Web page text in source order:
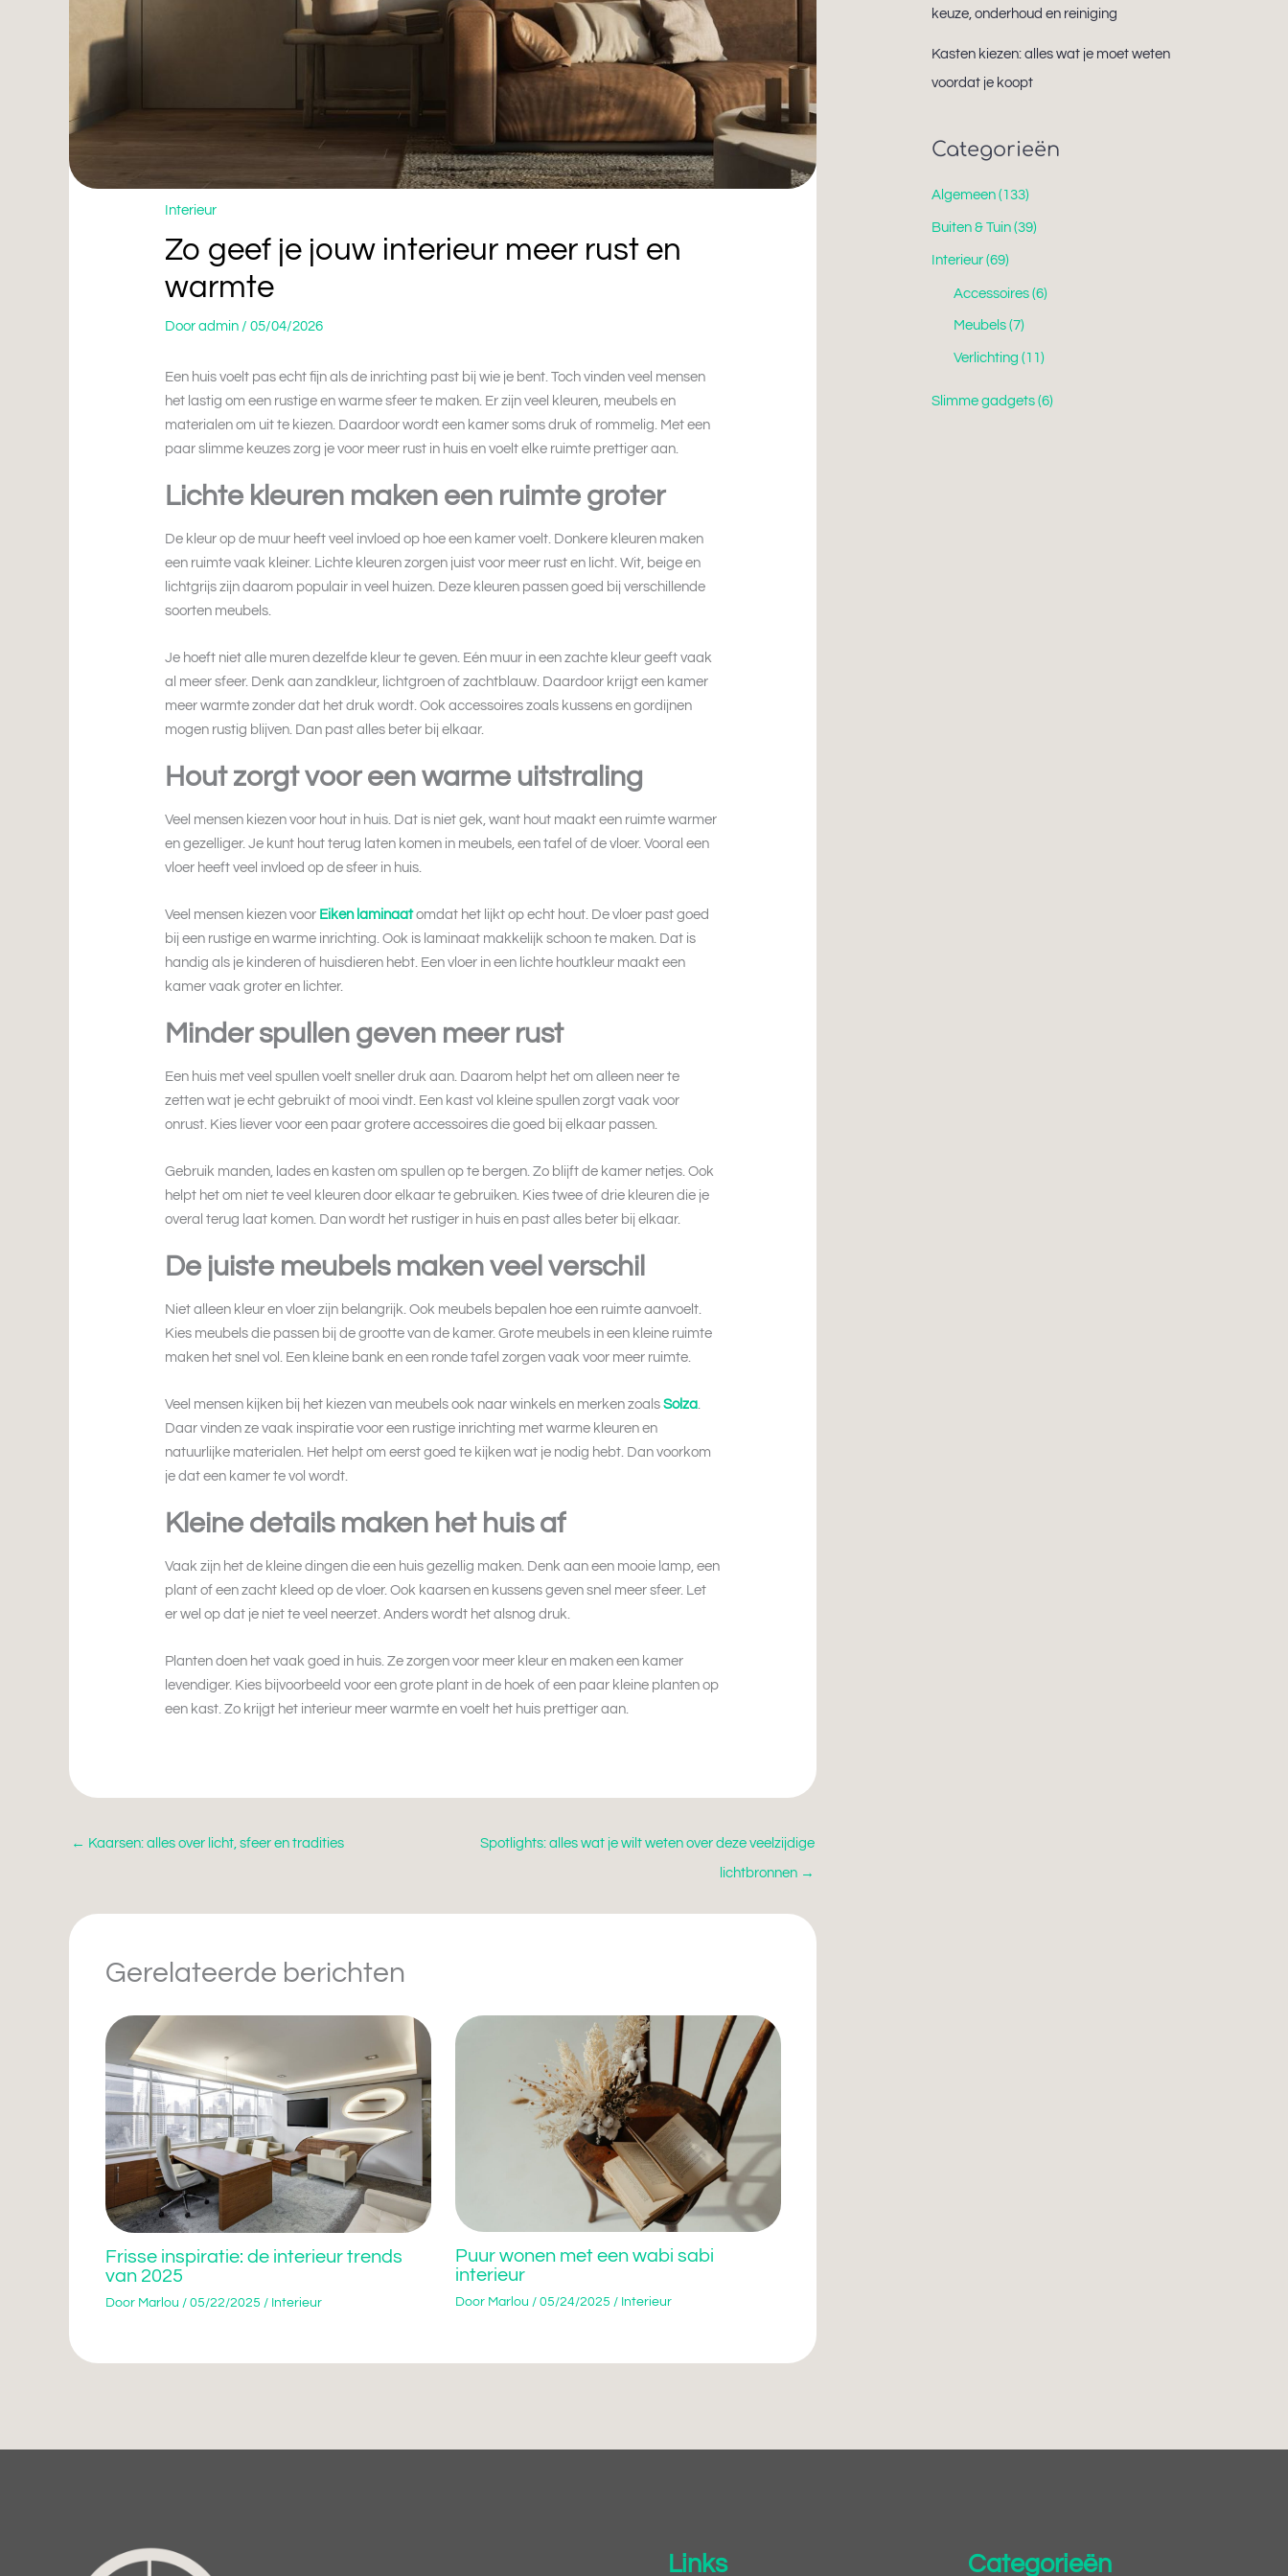
Interieur
Zo geef je jouw interieur meer rust en
warmte
Dooradmin /05/04/2026
Een huis voelt pas echt fijn als de inrichting past bij wie je bent. Toch vinden veel mensen
het lastig om een rustige en warme sfeer te maken. Er zijn veel kleuren, meubels en
materialen om uit te kiezen. Daardoor wordt een kamer soms druk of rommelig. Met een
paar slimme keuzes zorg je voor meer rust in huis en voelt elke ruimte prettiger aan.
Lichte kleuren maken een ruimte groter
De kleur op de muur heeft veel invloed op hoe een kamer voelt. Donkere kleuren maken
een ruimte vaak kleiner. Lichte kleuren zorgen juist voor meer rust en licht. Wit, beige en
lichtgrijs zijn daarom populair in veel huizen. Deze kleuren passen goed bij verschillende
soorten meubels.
Je hoeft niet alle muren dezelfde kleur te geven. Eén muur in een zachte kleur geeft vaak
al meer sfeer. Denk aan zandkleur, lichtgroen of zachtblauw. Daardoor krijgt een kamer
meer warmte zonder dat het druk wordt. Ook accessoires zoals kussens en gordijnen
mogen rustig blijven. Dan past alles beter bij elkaar.
Hout zorgt voor een warme uitstraling
Veel mensen kiezen voor hout in huis. Dat is niet gek, want hout maakt een ruimte warmer
en gezelliger. Je kunt hout terug laten komen in meubels, een tafel of de vloer. Vooral een
vloer heeft veel invloed op de sfeer in huis.
Veel mensen kiezen voor Eiken laminaatomdat het lijkt op echt hout. De vloer past goed
bij een rustige en warme inrichting. Ook is laminaat makkelijk schoon te maken. Dat is
handig als je kinderen of huisdieren hebt. Een vloer in een lichte houtkleur maakt een
kamer vaak groter en lichter.
Minder spullen geven meer rust
Een huis met veel spullen voelt sneller druk aan. Daarom helpt het om alleen neer te
zetten wat je echt gebruikt of mooi vindt. Een kast vol kleine spullen zorgt vaak voor
onrust. Kies liever voor een paar grotere accessoires die goed bij elkaar passen.
Gebruik manden, lades en kasten om spullen op te bergen. Zo blijft de kamer netjes. Ook
helpt het om niet te veel kleuren door elkaar te gebruiken. Kies twee of drie kleuren die je
overal terug laat komen. Dan wordt het rustiger in huis en past alles beter bij elkaar.
De juiste meubels maken veel verschil
Niet alleen kleur en vloer zijn belangrijk. Ook meubels bepalen hoe een ruimte aanvoelt.
Kies meubels die passen bij de grootte van de kamer. Grote meubels in een kleine ruimte
maken het snel vol. Een kleine bank en een ronde tafel zorgen vaak voor meer ruimte.
Veel mensen kijken bij het kiezen van meubels ook naar winkels en merken zoalsSolza.
Daar vinden ze vaak inspiratie voor een rustige inrichting met warme kleuren en
natuurlijke materialen. Het helpt om eerst goed te kijken wat je nodig hebt. Dan voorkom
je dat een kamer te vol wordt.
Kleine details maken het huis af
Vaak zijn het de kleine dingen die een huis gezellig maken. Denk aan een mooie lamp, een
plant of een zacht kleed op de vloer. Ook kaarsen en kussens geven snel meer sfeer. Let
er wel op dat je niet te veel neerzet. Anders wordt het alsnog druk.
Planten doen het vaak goed in huis. Ze zorgen voor meer kleur en maken een kamer
levendiger. Kies bijvoorbeeld voor een grote plant in de hoek of een paar kleine planten op
een kast. Zo krijgt het interieur meer warmte en voelt het huis prettiger aan.
← Kaarsen: alles over licht, sfeer en tradities Spotlights: alles wat je wilt weten over deze veelzijdige
lichtbronnen →
Gerelateerde berichten
Frisse inspiratie: de interieur trends
van 2025
Door Marlou / 05/22/2025 / Interieur
Puur wonen met een wabi sabi
interieur
Door Marlou / 05/24/2025 / Interieur
keuze, onderhoud en reiniging
Kasten kiezen: alles wat je moet weten
voordat je koopt
Categorieën
Algemeen (133)
Buiten & Tuin (39)
Interieur (69)
Accessoires(6)
Meubels(7)
Verlichting (11)
Slimme gadgets (6)
Links Categorieën